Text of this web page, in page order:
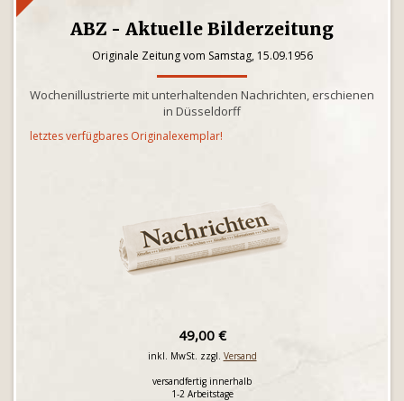
ABZ - Aktuelle Bilderzeitung
Originale Zeitung vom Samstag, 15.09.1956
Wochenillustrierte mit unterhaltenden Nachrichten, erschienen
in Düsseldorff
letztes verfügbares Originalexemplar!
49,00 €
inkl. MwSt. zzgl. Versand
versandfertig innerhalb
1-2 Arbeitstage